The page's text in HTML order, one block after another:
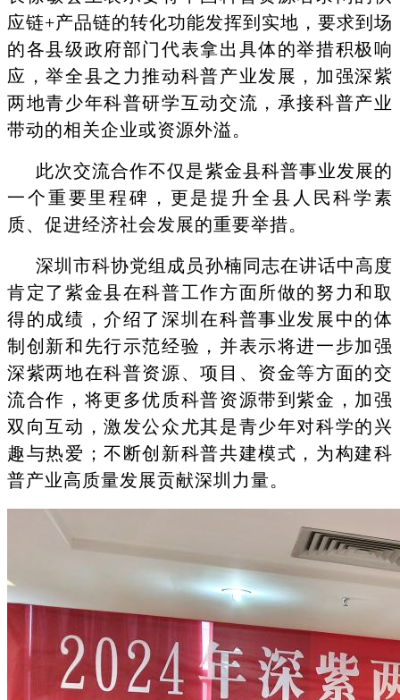
应链+产品链的转化功能发挥到实地，要求到场
的各县级政府部门代表拿出具体的举措积极响
应，举全县之力推动科普产业发展，加强深紫
两地青少年科普研学互动交流，承接科普产业
带动的相关企业或资源外溢。
此次交流合作不仅是紫金县科普事业发展的
一个重要里程碑，更是提升全县人民科学素
质、促进经济社会发展的重要举措。
深圳市科协党组成员孙楠同志在讲话中高度
肯定了紫金县在科普工作方面所做的努力和取
得的成绩，介绍了深圳在科普事业发展中的体
制创新和先行示范经验，并表示将进一步加强
深紫两地在科普资源、项目、资金等方面的交
流合作，将更多优质科普资源带到紫金，加强
双向互动，激发公众尤其是青少年对科学的兴
趣与热爱；不断创新科普共建模式，为构建科
普产业高质量发展贡献深圳力量。